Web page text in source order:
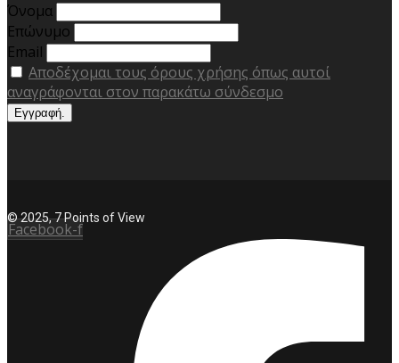
Όνομα
Επώνυμο
Email
Αποδέχομαι τους όρους χρήσης όπως αυτοί
αναγράφονται στον παρακάτω σύνδεσμο
© 2025, 7 Points of View
Facebook-f